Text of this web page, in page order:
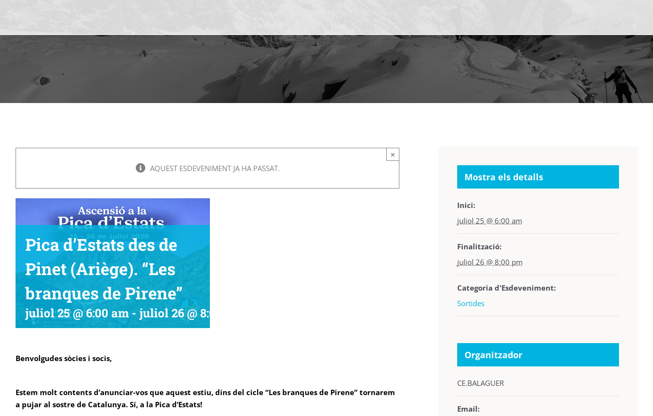
×
AQUEST ESDEVENIMENT JA HA PASSAT.
Pica d’Estats des de
Pinet (Ariège). “Les
branques de Pirene”
juliol 25 @ 6:00 am - juliol 26 @ 8:00 pm
Benvolgudes sòcies i socis,
Estem molt contents d’anunciar-vos que aquest estiu, dins del cicle “Les branques de Pirene” tornarem
a pujar al sostre de Catalunya. Sí, a la Pica d’Estats!
Mostra els detalls
Inici:
juliol 25 @ 6:00 am
Finalització:
juliol 26 @ 8:00 pm
Categoria d'Esdeveniment:
Sortides
Organitzador
CE.BALAGUER
Email: